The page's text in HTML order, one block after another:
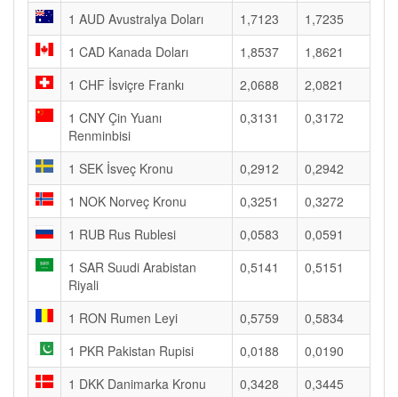
1 AUD Avustralya Doları
1,7123
1,7235
1 CAD Kanada Doları
1,8537
1,8621
1 CHF İsviçre Frankı
2,0688
2,0821
1 CNY Çin Yuanı
Renminbisi
0,3131 0,3172
1 SEK İsveç Kronu 0,2912
0,2942
1 NOK Norveç Kronu
0,3251
0,3272
1 RUB Rus Rublesi
0,0583
0,0591
1 SAR Suudi Arabistan
Riyali
0,5141 0,5151
1 RON Rumen Leyi 0,5759
0,5834
1 PKR Pakistan Rupisi
0,0188
0,0190
1 DKK Danimarka Kronu
0,3428
0,3445